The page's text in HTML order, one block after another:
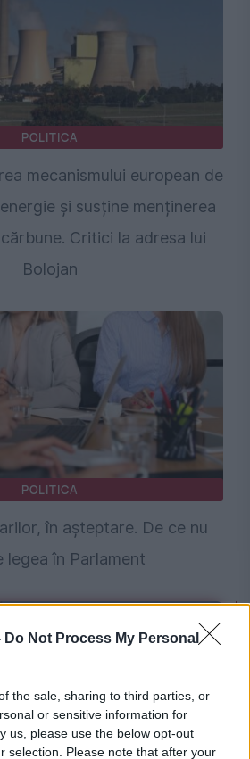
Do Not Process My Personal
the sale, sharing to third parties, or
or sensitive information for
us, please use the below opt-out
selection. Please note that after your
POLITICA
mecanismului european de
și susține menținerea
Critici la adresa lui
Bolojan
POLITICA
în așteptare. De ce nu
legea în Parlament